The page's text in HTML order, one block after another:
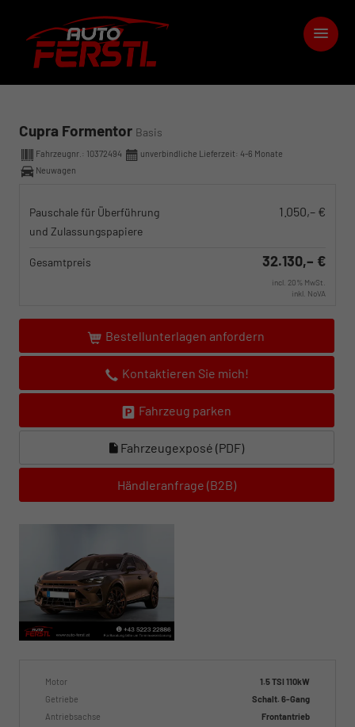
Cupra Formentor Basis
Fahrzeugnr.: 10372494
unverbindliche Lieferzeit: 4-6 Monate
Neuwagen
Pauschale für Überführung
und Zulassungspapiere
1.050,– €
Gesamtpreis 32.130,– €
incl. 20% MwSt.
inkl. NoVA
Bestellunterlagen anfordern
Kontaktieren Sie mich!
Fahrzeug parken
Fahrzeugexposé (PDF)
Händleranfrage (B2B)
Motor
1.5 TSI 110kW
Getriebe
Schalt. 6-Gang
Antriebsachse
Frontantrieb